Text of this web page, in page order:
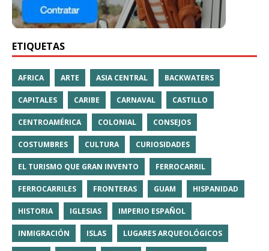
ETIQUETAS
AFRICA ARTE ASIA CENTRAL BACKWATERS
CAPITALES CARIBE CARNAVAL CASTILLO
CENTROAMÉRICA COLONIAL CONSEJOS
COSTUMBRES CULTURA CURIOSIDADES
EL TURISMO QUE GRAN INVENTO FERROCARRIL
FERROCARRILES FRONTERAS GUAM HISPANIDAD
HISTORIA IGLESIAS IMPERIO ESPAÑOL
INMIGRACIÓN ISLAS LUGARES ARQUEOLÓGICOS